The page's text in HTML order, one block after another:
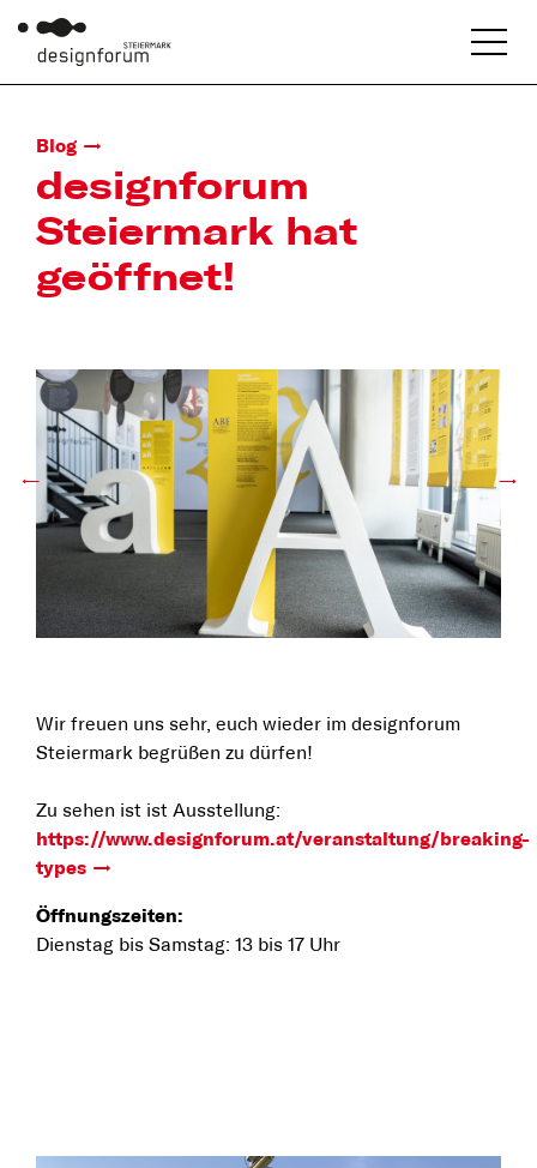
Blog
designforum
Steiermark hat
geöffnet!
← →
Wir freuen uns sehr, euch wieder im designforum
Steiermark begrüßen zu dürfen!
Zu sehen ist ist Ausstellung:
https://www.designforum.at/veranstaltung/breaking-
types
Öffnungszeiten:
Dienstag bis Samstag: 13 bis 17 Uhr